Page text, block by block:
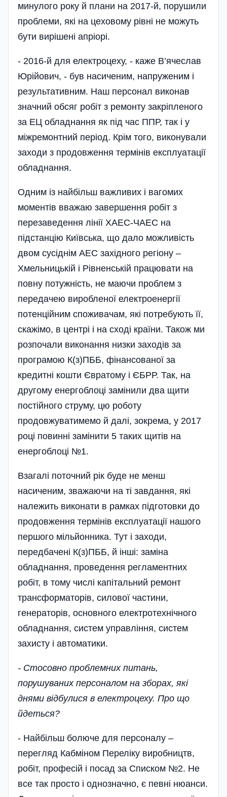
минулого року й плани на 2017-й, порушили
проблеми, які на цеховому рівні не можуть
бути вирі­шені апріорі.
- 2016-й для електроцеху, - каже В’ячеслав
Юрійович, - був насиченим, напруженим і
результативним. Наш персонал виконав
значний обсяг робіт з ремонту закріпленого
за ЕЦ обладнання як під час ППР, так і у
міжремонтний період. Крім того, виконували
заходи з продовження термінів експлуатації
обладнання.
Одним із найбільш важливих і вагомих
моментів вважаю завершення робіт з
перезаведення лінії ХАЕС-ЧАЕС на
підстанцію Київська, що дало можливість
двом сусіднім АЕС західного регіону –
Хмельницькій і Рівненській працювати на
повну потужність, не маючи проблем з
передачею виробленої електроенергії
потенційним споживачам, які потребують її,
скажімо, в центрі і на сході країни. Також ми
розпочали виконання низки заходів за
програмою К(з)ПББ, фінансованої за
кредитні кошти Євратому і ЄБРР. Так, на
другому енерго­блоці замінили два щити
постійного струму, цю роботу
продовжуватимемо й далі, зокрема, у 2017
році повинні замінити 5 таких щитів на
енергоблоці №1.
Взагалі поточний рік буде не менш
насиченим, зважаючи на ті завдання, які
належить виконати в рамках підготовки до
продовження термінів експлуатації нашого
першого мільйонника. Тут і заходи,
передбачені К(з)ПББ, й інші: заміна
обладнання, проведення регламентних
робіт, в тому числі капітальний ремонт
трансформаторів, силової частини,
генераторів, основного електротехнічного
обладнання, систем управління, систем
захисту і автоматики.
- Стосовно проблемних питань,
порушуваних персоналом на зборах, які
днями відбулися в електроцеху. Про що
йдеться?
- Найбільш болюче для персоналу –
перегляд Кабміном Переліку виробництв,
робіт, професій і посад за Списком №2. Не
все так просто і однозначно, є певні нюанси.